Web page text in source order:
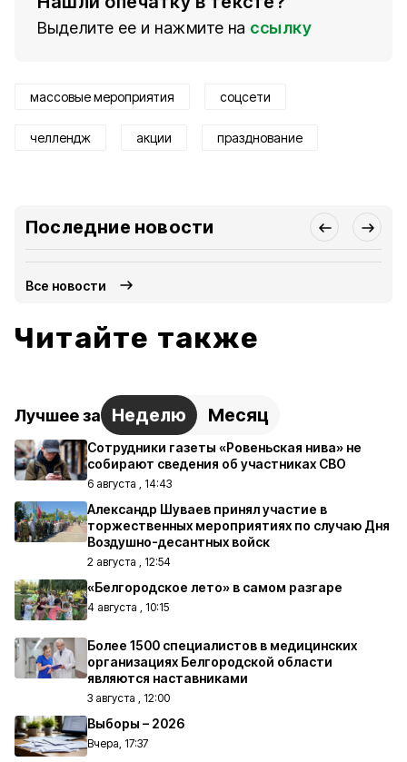
Выделите ее и нажмите на ссылку
массовые мероприятия соцсети
челлендж акции празднование
Последние новости
Все новости
Читайте также
Лучшее за Неделю Месяц
Сотрудники газеты «Ровеньская нива» не
собирают сведения об участниках СВО
6 августа , 14:43
Александр Шуваев принял участие в
торжественных мероприятиях по случаю Дня
Воздушно-десантных войск
2 августа , 12:54
«Белгородское лето» в самом разгаре
4 августа , 10:15
Более 1500 специалистов в медицинских
организациях Белгородской области
являются наставниками
3 августа , 12:00
Выборы – 2026
Вчера, 17:37